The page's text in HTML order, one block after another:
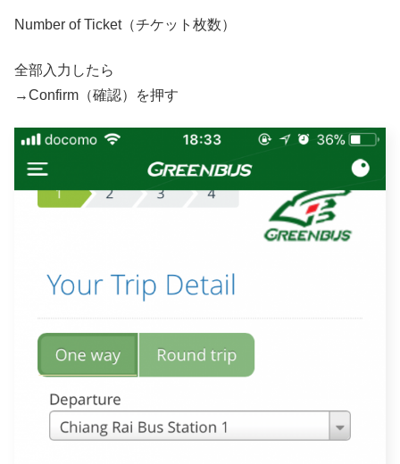
Number of Ticket（チケット枚数）
全部入力したら
→Confirm（確認）を押す